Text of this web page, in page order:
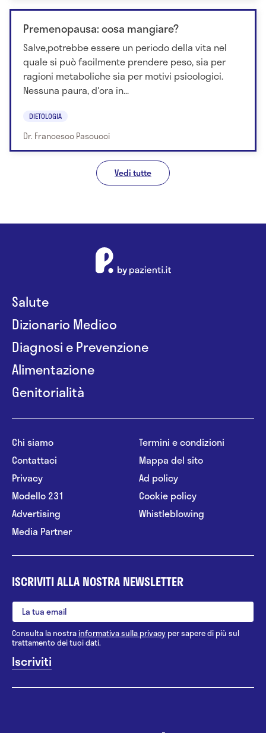
Premenopausa: cosa mangiare?
Salve,potrebbe essere un periodo della vita nel
quale si può facilmente prendere peso, sia per
ragioni metaboliche sia per motivi psicologici.
Nessuna paura, d'ora in...
DIETOLOGIA
Dr. Francesco Pascucci
Vedi tutte
Salute
Dizionario Medico
Diagnosi e Prevenzione
Alimentazione
Genitorialità
Chi siamo
Contattaci
Privacy
Modello 231
Advertising
Media Partner
Termini e condizioni
Mappa del sito
Ad policy
Cookie policy
Whistleblowing
ISCRIVITI ALLA NOSTRA NEWSLETTER
Consulta la nostrainformativa sulla privacy per sapere di più sul
trattamento dei tuoi dati.